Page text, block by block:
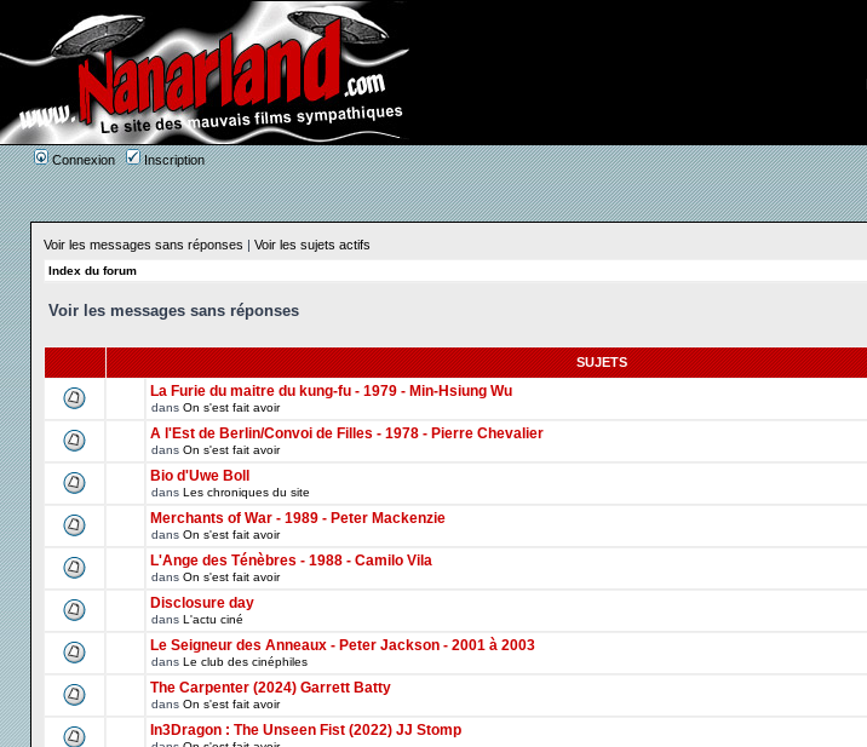
Connexion Inscription
Voir les messages sans réponses | Voir les sujets actifs
Index du forum
Voir les messages sans réponses
SUJETS
La Furie du maitre du kung-fu - 1979 - Min-Hsiung Wu
dans On s'est fait avoir
A l'Est de Berlin/Convoi de Filles - 1978 - Pierre Chevalier
dans On s'est fait avoir
Bio d'Uwe Boll
dans Les chroniques du site
Merchants of War - 1989 - Peter Mackenzie
dans On s'est fait avoir
L'Ange des Ténèbres - 1988 - Camilo Vila
dans On s'est fait avoir
Disclosure day
dans L'actu ciné
Le Seigneur des Anneaux - Peter Jackson - 2001 à 2003
dans Le club des cinéphiles
The Carpenter (2024) Garrett Batty
dans On s'est fait avoir
In3Dragon : The Unseen Fist (2022) JJ Stomp